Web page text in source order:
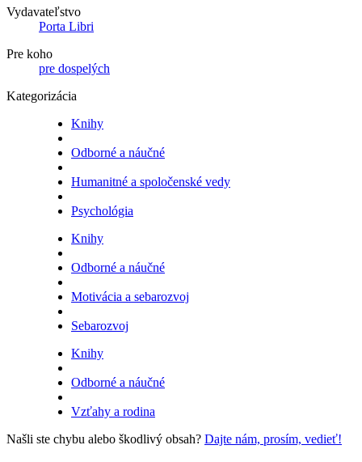
Vydavateľstvo
Porta Libri
Pre koho
pre dospelých
Kategorizácia
Knihy
Odborné a náučné
Humanitné a spoločenské vedy
Psychológia
Knihy
Odborné a náučné
Motivácia a sebarozvoj
Sebarozvoj
Knihy
Odborné a náučné
Vzťahy a rodina
Našli ste chybu alebo škodlivý obsah? Dajte nám, prosím, vedieť!